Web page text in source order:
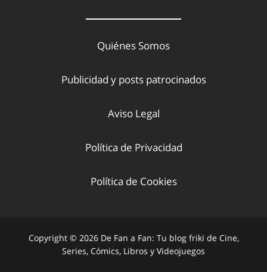
Quiénes Somos
Publicidad y posts patrocinados
Aviso Legal
Política de Privacidad
Política de Cookies
Copyright © 2026 De Fan a Fan: Tu blog friki de Cine,
Series, Cómics, Libros y Videojuegos